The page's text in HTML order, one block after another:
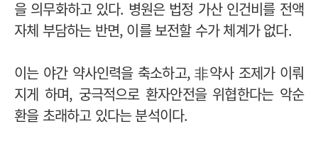
을 의무화하고 있다. 병원은 법정 가산 인건비를 전액
자체 부담하는 반면, 이를 보전할 수가 체계가 없다.
이는 야간 약사인력을 축소하고, 非약사 조제가 이뤄
지게 하며, 궁극적으로 환자안전을 위협한다는 악순
환을 초래하고 있다는 분석이다.